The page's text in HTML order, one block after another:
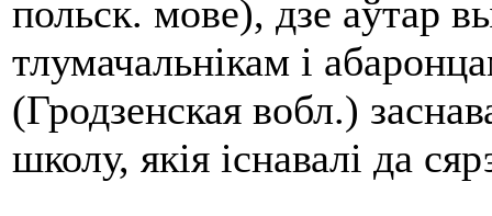
польск. мове), дзе аўтар
тлумачальнікам i
(Гродзенская вобл.)
школу, якія існавалі да